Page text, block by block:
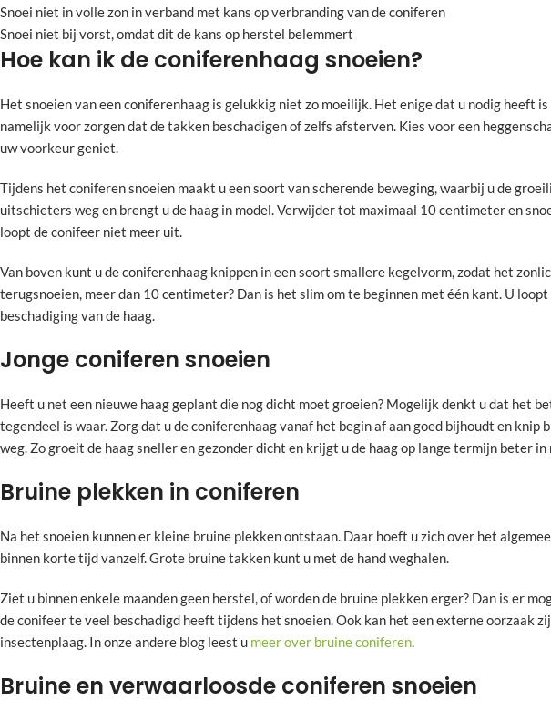
Snoei niet in volle zon in verband met kans op verbranding van de coniferen
Snoei niet bij vorst, omdat dit de kans op herstel belemmert
Hoe kan ik de coniferenhaag snoeien?
Het snoeien van een coniferenhaag is gelukkig niet zo moeilijk. Het enige dat u nodig heeft
namelijk voor zorgen dat de takken beschadigen of zelfs afsterven. Kies voor een
uw voorkeur geniet.
Tijdens het coniferen snoeien maakt u een soort van scherende beweging, waarbij u de
uitschieters weg en brengt u de haag in model. Verwijder tot maximaal 10 centimeter en
loopt de conifeer niet meer uit.
Van boven kunt u de coniferenhaag knippen in een soort smallere kegelvorm, zodat het
terugsnoeien, meer dan 10 centimeter? Dan is het slim om te beginnen met één kant. U
beschadiging van de haag.
Jonge coniferen snoeien
Heeft u net een nieuwe haag geplant die nog dicht moet groeien? Mogelijk denkt u dat het
tegendeel is waar. Zorg dat u de coniferenhaag vanaf het begin af aan goed bijhoudt en knip
weg. Zo groeit de haag sneller en gezonder dicht en krijgt u de haag op lange termijn beter in
Bruine plekken in coniferen
Na het snoeien kunnen er kleine bruine plekken ontstaan. Daar hoeft u zich over het
binnen korte tijd vanzelf. Grote bruine takken kunt u met de hand weghalen.
Ziet u binnen enkele maanden geen herstel, of worden de bruine plekken erger? Dan is er
de conifeer te veel beschadigd heeft tijdens het snoeien. Ook kan het een externe oorzaak
insectenplaag. In onze andere blog leest u meer over bruine coniferen.
Bruine en verwaarloosde coniferen snoeien